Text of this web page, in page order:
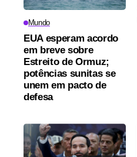
Mundo
EUA esperam acordo
em breve sobre
Estreito de Ormuz;
potências sunitas se
unem em pacto de
defesa